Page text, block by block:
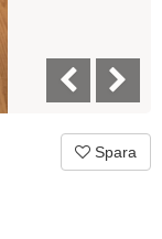
Spara